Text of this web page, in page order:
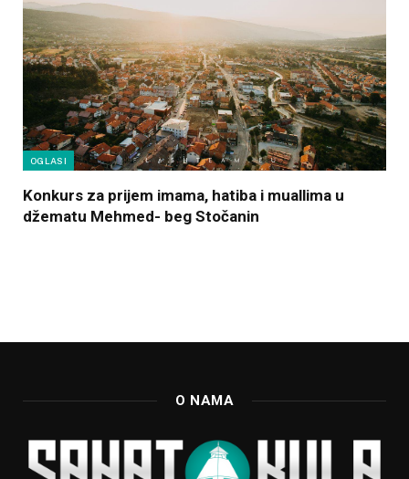
OGLASI
Konkurs za prijem imama, hatiba i muallima u
džematu Mehmed- beg Stočanin
O NAMA